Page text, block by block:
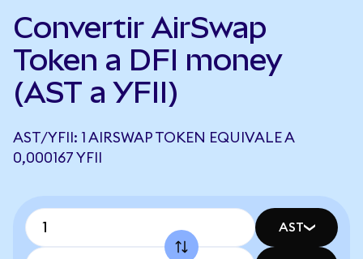
Convertir AirSwap
Token a DFI money
(AST a YFII)
AST/YFII: 1 AIRSWAP TOKEN EQUIVALE A
0,000167 YFII
AST